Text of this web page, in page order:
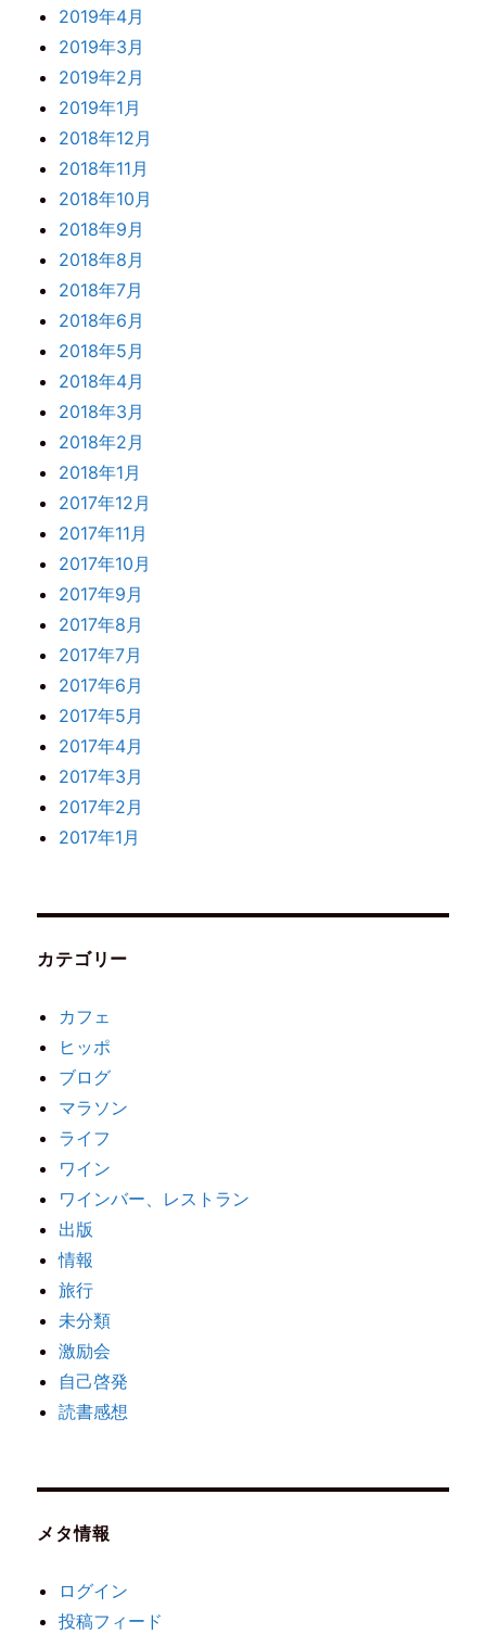
2019年4月
2019年3月
2019年2月
2019年1月
2018年12月
2018年11月
2018年10月
2018年9月
2018年8月
2018年7月
2018年6月
2018年5月
2018年4月
2018年3月
2018年2月
2018年1月
2017年12月
2017年11月
2017年10月
2017年9月
2017年8月
2017年7月
2017年6月
2017年5月
2017年4月
2017年3月
2017年2月
2017年1月
カテゴリー
カフェ
ヒッポ
ブログ
マラソン
ライフ
ワイン
ワインバー、レストラン
出版
情報
旅行
未分類
激励会
自己啓発
読書感想
メタ情報
ログイン
投稿フィード